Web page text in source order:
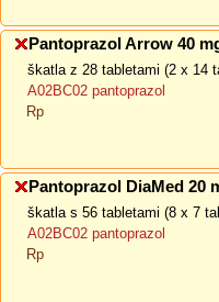
Pantoprazol Arrow 40
škatla z 28 tabletami (2 x 14
A02BC02 pantoprazol
Rp
Pantoprazol DiaMed 20
škatla s 56 tabletami (8 x 7
A02BC02 pantoprazol
Rp